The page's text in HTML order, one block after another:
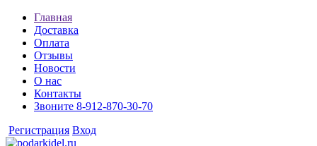
Главная
Доставка
Оплата
Отзывы
Новости
О нас
Контакты
Звоните 8-912-870-30-70
Регистрация Вход